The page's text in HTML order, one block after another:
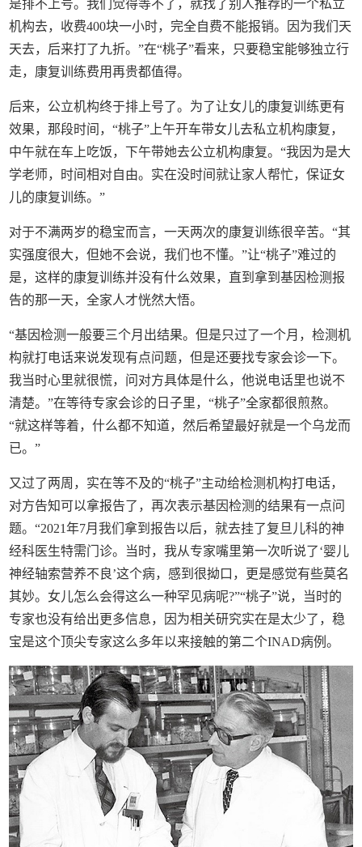
是排不上号。我们觉得等不了，就找了别人推荐的一个私立
机构去，收费400块一小时，完全自费不能报销。因为我们天
天去，后来打了九折。”在“桃子”看来，只要稳宝能够独立行
走，康复训练费用再贵都值得。
后来，公立机构终于排上号了。为了让女儿的康复训练更有
效果，那段时间，“桃子”上午开车带女儿去私立机构康复，
中午就在车上吃饭，下午带她去公立机构康复。“我因为是大
学老师，时间相对自由。实在没时间就让家人帮忙，保证女
儿的康复训练。”
对于不满两岁的稳宝而言，一天两次的康复训练很辛苦。“其
实强度很大，但她不会说，我们也不懂。”让“桃子”难过的
是，这样的康复训练并没有什么效果，直到拿到基因检测报
告的那一天，全家人才恍然大悟。
“基因检测一般要三个月出结果。但是只过了一个月，检测机
构就打电话来说发现有点问题，但是还要找专家会诊一下。
我当时心里就很慌，问对方具体是什么，他说电话里也说不
清楚。”在等待专家会诊的日子里，“桃子”全家都很煎熬。
“就这样等着，什么都不知道，然后希望最好就是一个乌龙而
已。”
又过了两周，实在等不及的“桃子”主动给检测机构打电话，
对方告知可以拿报告了，再次表示基因检测的结果有一点问
题。“2021年7月我们拿到报告以后，就去挂了复旦儿科的神
经科医生特需门诊。当时，我从专家嘴里第一次听说了‘婴儿
神经轴索营养不良’这个病，感到很拗口，更是感觉有些莫名
其妙。女儿怎么会得这么一种罕见病呢?”“桃子”说，当时的
专家也没有给出更多信息，因为相关研究实在是太少了，稳
宝是这个顶尖专家这么多年以来接触的第二个INAD病例。